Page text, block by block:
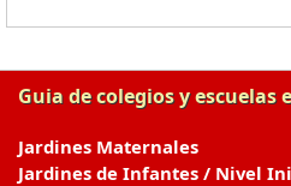
Guia de colegios y escuelas
Jardines Maternales
Jardines de Infantes / Nivel